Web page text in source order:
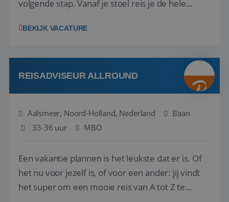
volgende stap. Vanaf je stoel reis je de hele
wensen van je team, je klant en wat er in de
klanten te overtuigen om die droomreis te
boeken! ...
BEKIJK VACATURE
REISADVISEUR ALLROUND
Aalsmeer, Noord-Holland, Nederland
Baan
33-36 uur
MBO
Een vakantie plannen is het leukste dat er is. Of
het nu voor jezelf is, of voor een ander: jij vindt
het super om een mooie reis van A tot Z te